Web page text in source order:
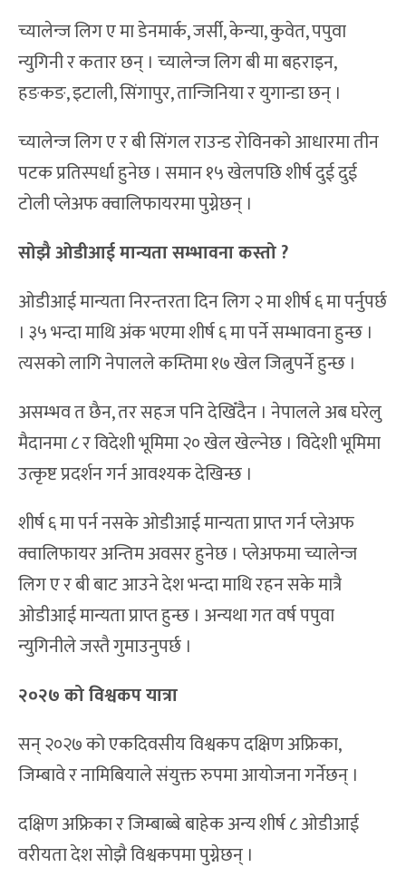
च्यालेन्ज लिग ए मा डेनमार्क, जर्सी, केन्या, कुवेत, पपुवा
न्युगिनी र कतार छन् । च्यालेन्ज लिग बी मा बहराइन,
हङकङ, इटाली, सिंगापुर, तान्जिनिया र युगान्डा छन् ।
च्यालेन्ज लिग ए र बी सिंगल राउन्ड रोविनको आधारमा तीन
पटक प्रतिस्पर्धा हुनेछ । समान १५ खेलपछि शीर्ष दुई दुई
टोली प्लेअफ क्वालिफायरमा पुग्नेछन् ।
सोझै ओडीआई मान्यता सम्भावना कस्तो ?
ओडीआई मान्यता निरन्तरता दिन लिग २ मा शीर्ष ६ मा पर्नुपर्छ
। ३५ भन्दा माथि अंक भएमा शीर्ष ६ मा पर्ने सम्भावना हुन्छ ।
त्यसको लागि नेपालले कम्तिमा १७ खेल जित्नुपर्ने हुन्छ ।
असम्भव त छैन, तर सहज पनि देखिँदैन । नेपालले अब घरेलु
मैदानमा ८ र विदेशी भूमिमा २० खेल खेल्नेछ । विदेशी भूमिमा
उत्कृष्ट प्रदर्शन गर्न आवश्यक देखिन्छ ।
शीर्ष ६ मा पर्न नसके ओडीआई मान्यता प्राप्त गर्न प्लेअफ
क्वालिफायर अन्तिम अवसर हुनेछ । प्लेअफमा च्यालेन्ज
लिग ए र बी बाट आउने देश भन्दा माथि रहन सके मात्रै
ओडीआई मान्यता प्राप्त हुन्छ । अन्यथा गत वर्ष पपुवा
न्युगिनीले जस्तै गुमाउनुपर्छ ।
२०२७ को विश्वकप यात्रा
सन् २०२७ को एकदिवसीय विश्वकप दक्षिण अफ्रिका,
जिम्बावे र नामिबियाले संयुक्त रुपमा आयोजना गर्नेछन् ।
दक्षिण अफ्रिका र जिम्बाब्बे बाहेक अन्य शीर्ष ८ ओडीआई
वरीयता देश सोझै विश्वकपमा पुग्नेछन् ।